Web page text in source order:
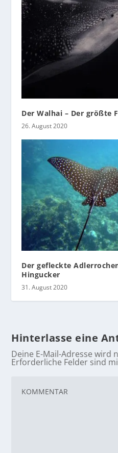
Der Walhai – Der größte
26. August 2020
Der gefleckte
Hingucker
31. August 2020
Hinterlasse eine
Deine E-Mail-Adresse wird
Erforderliche Felder sind